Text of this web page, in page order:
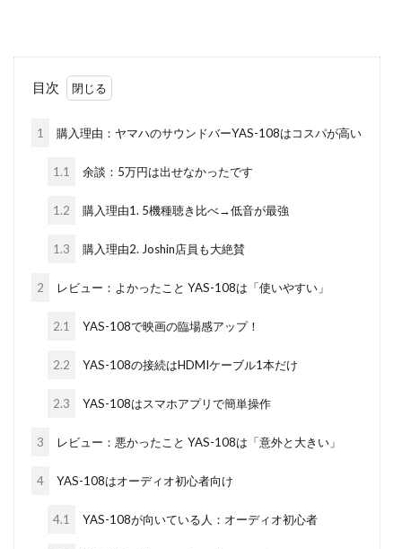
目次
1 購入理由：ヤマハのサウンドバーYAS-108はコスパが高い
1.1 余談：5万円は出せなかったです
1.2 購入理由1. 5機種聴き比べ→低音が最強
1.3 購入理由2. Joshin店員も大絶賛
2 レビュー：よかったこと YAS-108は「使いやすい」
2.1 YAS-108で映画の臨場感アップ！
2.2 YAS-108の接続はHDMIケーブル1本だけ
2.3 YAS-108はスマホアプリで簡単操作
3 レビュー：悪かったこと YAS-108は「意外と大きい」
4 YAS-108はオーディオ初心者向け
4.1 YAS-108が向いている人：オーディオ初心者